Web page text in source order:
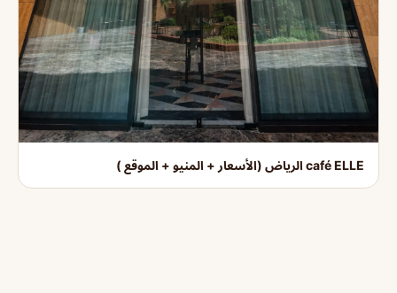
café ELLE الرياض (الأسعار + المنيو + الموقع )